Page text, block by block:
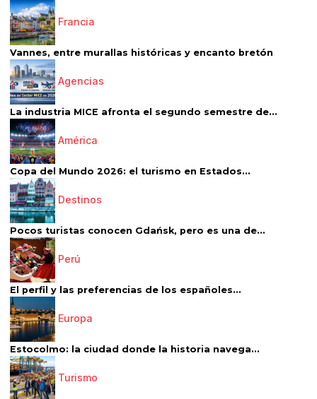
Francia
Vannes, entre murallas históricas y encanto bretón
Agencias
La industria MICE afronta el segundo semestre de...
América
Copa del Mundo 2026: el turismo en Estados...
Destinos
Pocos turistas conocen Gdańsk, pero es una de...
Perú
El perfil y las preferencias de los españoles...
Europa
Estocolmo: la ciudad donde la historia navega...
Turismo